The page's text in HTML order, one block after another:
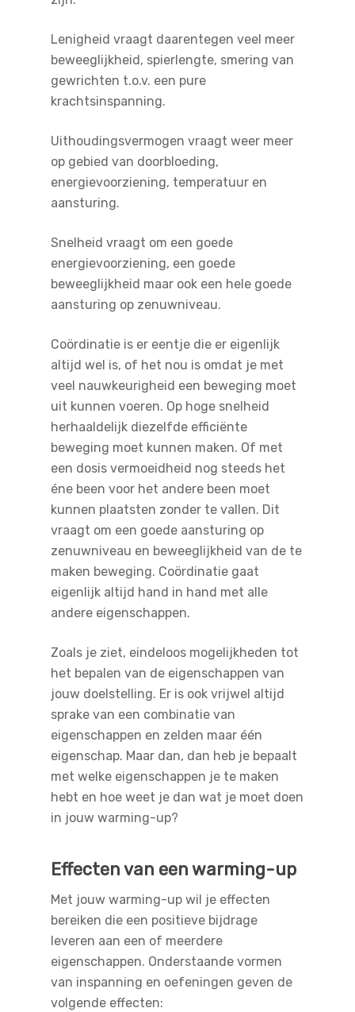
Lenigheid vraagt daarentegen veel meer
beweeglijkheid, spierlengte, smering van
gewrichten t.o.v. een pure
krachtsinspanning.
Uithoudingsvermogen vraagt weer meer
op gebied van doorbloeding,
energievoorziening, temperatuur en
aansturing.
Snelheid vraagt om een goede
energievoorziening, een goede
beweeglijkheid maar ook een hele goede
aansturing op zenuwniveau.
Coördinatie is er eentje die er eigenlijk
altijd wel is, of het nou is omdat je met
veel nauwkeurigheid een beweging moet
uit kunnen voeren. Op hoge snelheid
herhaaldelijk diezelfde efficiënte
beweging moet kunnen maken. Of met
een dosis vermoeidheid nog steeds het
éne been voor het andere been moet
kunnen plaatsten zonder te vallen. Dit
vraagt om een goede aansturing op
zenuwniveau en beweeglijkheid van de te
maken beweging. Coördinatie gaat
eigenlijk altijd hand in hand met alle
andere eigenschappen.
Zoals je ziet, eindeloos mogelijkheden tot
het bepalen van de eigenschappen van
jouw doelstelling. Er is ook vrijwel altijd
sprake van een combinatie van
eigenschappen en zelden maar één
eigenschap. Maar dan, dan heb je bepaalt
met welke eigenschappen je te maken
hebt en hoe weet je dan wat je moet doen
in jouw warming-up?
Effecten van een warming-up
Met jouw warming-up wil je effecten
bereiken die een positieve bijdrage
leveren aan een of meerdere
eigenschappen. Onderstaande vormen
van inspanning en oefeningen geven de
volgende effecten:
Bel direct 033 - 286 19